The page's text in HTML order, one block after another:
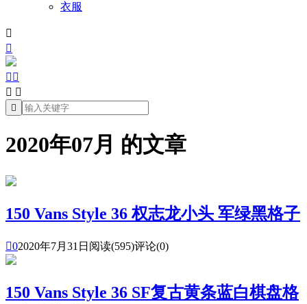
衣服


 
 

2020年07月 的文章
150 Vans Style 36 权志龙小头 军绿黑格子
02020年7月31日 阅读(595)评论(0)
150 Vans Style 36 SF复古黄条蓝白棋盘格